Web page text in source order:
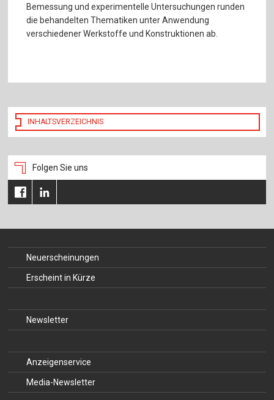
Bemessung und experimentelle Untersuchungen runden
die behandelten Thematiken unter Anwendung
verschiedener Werkstoffe und Konstruktionen ab.
INHALTSVERZEICHNIS
Folgen Sie uns
Neuerscheinungen
Erscheint in Kürze
Newsletter
Anzeigenservice
Media-Newsletter